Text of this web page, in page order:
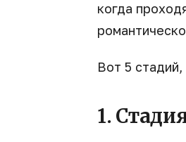
когда
Вот 5
1.